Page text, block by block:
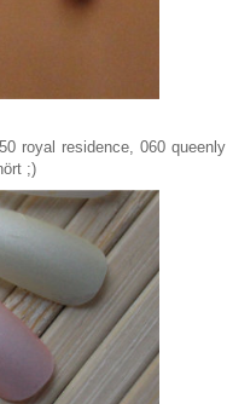
royal residence, 060 queenly
;)